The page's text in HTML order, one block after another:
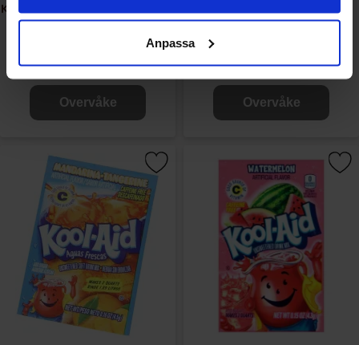
Anpassa
Kool-Aid Soft Drink Mix - Mixed
Berry 6.2g
11.99 kr/stk
Overvåke
Kool-Aid Soft Drink Mix -
Strawberry Lemonade 5.3g
11.99 kr/stk
Overvåke